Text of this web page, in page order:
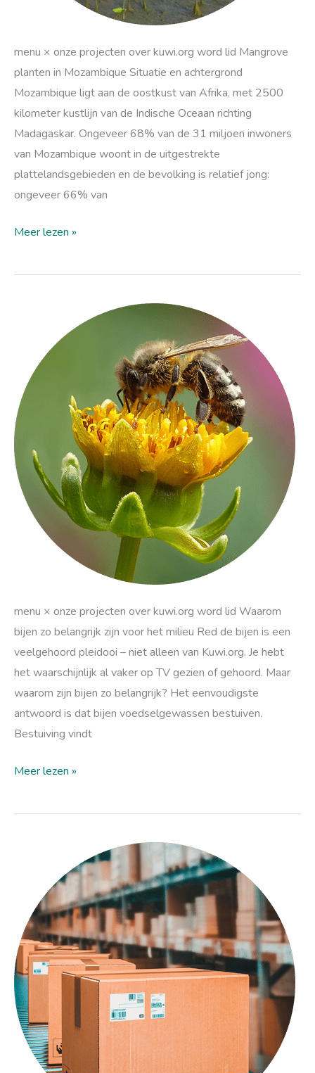
menu × onze projecten over kuwi.org word lid Mangrove
planten in Mozambique Situatie en achtergrond
Mozambique ligt aan de oostkust van Afrika, met 2500
kilometer kustlijn van de Indische Oceaan richting
Madagaskar. Ongeveer 68% van de 31 miljoen inwoners
van Mozambique woont in de uitgestrekte
plattelandsgebieden en de bevolking is relatief jong:
ongeveer 66% van
Meer lezen »
menu × onze projecten over kuwi.org word lid Waarom
bijen zo belangrijk zijn voor het milieu Red de bijen is een
veelgehoord pleidooi – niet alleen van Kuwi.org. Je hebt
het waarschijnlijk al vaker op TV gezien of gehoord. Maar
waarom zijn bijen zo belangrijk? Het eenvoudigste
antwoord is dat bijen voedselgewassen bestuiven.
Bestuiving vindt
belangrijk?
Meer lezen »
voetafdruk
verpakkingsmateriaal